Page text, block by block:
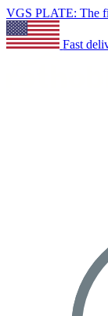
VGS PLATE: The
Fast